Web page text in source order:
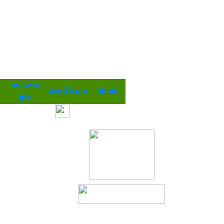
กระดาน
ข่าว
ดาวน์โหลด ติดต่อ